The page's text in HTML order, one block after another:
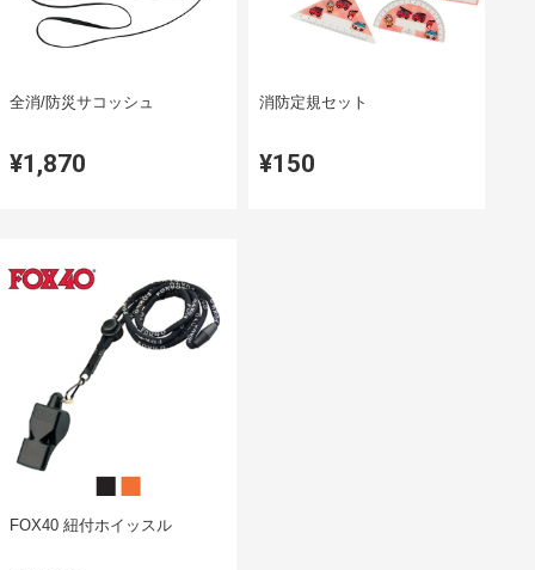
全消/防災サコッシュ
¥1,870
消防定規セット
¥150
FOX40 紐付ホイッスル